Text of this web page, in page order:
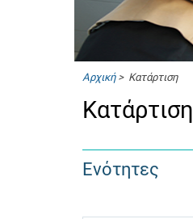
Αρχική> Κατάρτιση
Κατάρτιση
Ενότητες